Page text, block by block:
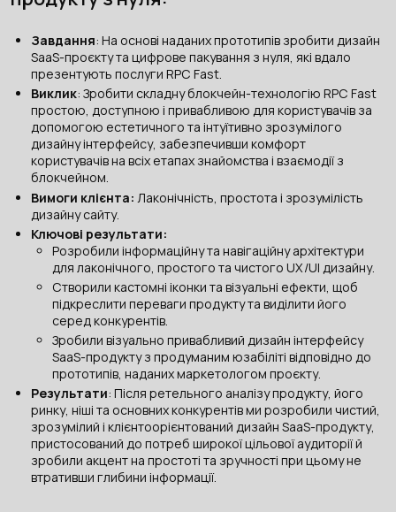
Завдання: На основі наданих прототипів зробити дизайн
SaaS-проєкту та цифрове пакування з нуля, які вдало
презентують послуги RPC Fast.
Виклик: Зробити складну блокчейн-технологію RPC Fast
простою, доступною і привабливою для користувачів за
допомогою естетичного та інтуїтивно зрозумілого
дизайну інтерфейсу, забезпечивши комфорт
користувачів на всіх етапах знайомства і взаємодії з
блокчейном.
Вимоги клієнта: Лаконічність, простота і зрозумілість
дизайну сайту.
Ключові результати:
Розробили інформаційну та навігаційну архітектури
для лаконічного, простого та чистого UX/UI дизайну.
Створили кастомні іконки та візуальні ефекти, щоб
підкреслити переваги продукту та виділити його
серед конкурентів.
Зробили візуально привабливий дизайн інтерфейсу
SaaS-продукту з продуманим юзабіліті відповідно до
прототипів, наданих маркетологом проєкту.
Результати: Після ретельного аналізу продукту, його
ринку, ніші та основних конкурентів ми розробили чистий,
зрозумілий і клієнтоорієнтований дизайн SaaS-продукту,
пристосований до потреб широкої цільової аудиторії й
зробили акцент на простоті та зручності при цьому не
втративши глибини інформації.